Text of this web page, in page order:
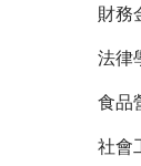
財務
法律
食品
社會